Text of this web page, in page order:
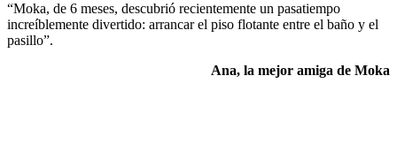
“Moka, de 6 meses, descubrió recientemente un pasatiempo
increíblemente divertido: arrancar el piso flotante entre el baño y el
pasillo”.
Ana, la mejor amiga de Moka